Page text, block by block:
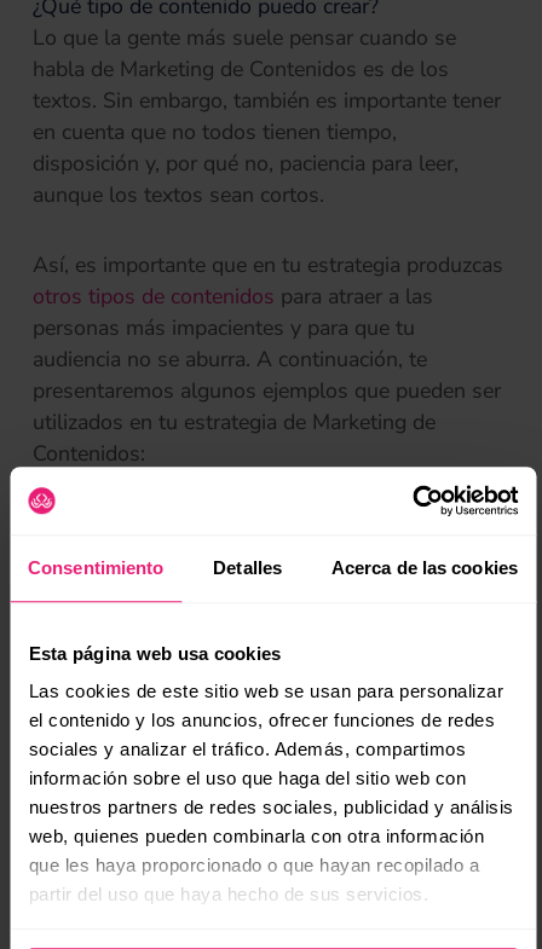
Consentimiento Detalles Acerca de las cookies
Esta página web usa cookies
Las cookies de este sitio web se usan para personalizar
el contenido y los anuncios, ofrecer funciones de redes
sociales y analizar el tráfico. Además, compartimos
información sobre el uso que haga del sitio web con
nuestros partners de redes sociales, publicidad y análisis
web, quienes pueden combinarla con otra información
que les haya proporcionado o que hayan recopilado a
partir del uso que haya hecho de sus servicios.
¿Qué tipo de contenido puedo crear?
Lo que la gente más suele pensar cuando se
habla de Marketing de Contenidos es de los
textos. Sin embargo, también es importante tener
en cuenta que no todos tienen tiempo,
disposición y, por qué no, paciencia para leer,
aunque los textos sean cortos.
Así, es importante que en tu estrategia produzcas
otros tipos de contenidos para atraer a las
personas más impacientes y para que tu
audiencia no se aburra. A continuación, te
presentaremos algunos ejemplos que pueden ser
utilizados en tu estrategia de Marketing de
Contenidos:
Webinars
Videos
Las opciones son infinitas y dependen de tu
buyer persona. Pero, ¡ten cuidado! La cantidad no
es más importante que la calidad. Intenta tener
enfoque en tus publicaciones o una regularidad
para los distintos tipos de contenidos que subes
para tu audiencia. Crea una rutina, porque la falta
de organización en las publicaciones puede ser